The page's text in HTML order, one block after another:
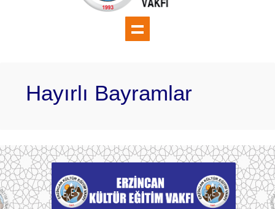
Hayırlı Bayramlar